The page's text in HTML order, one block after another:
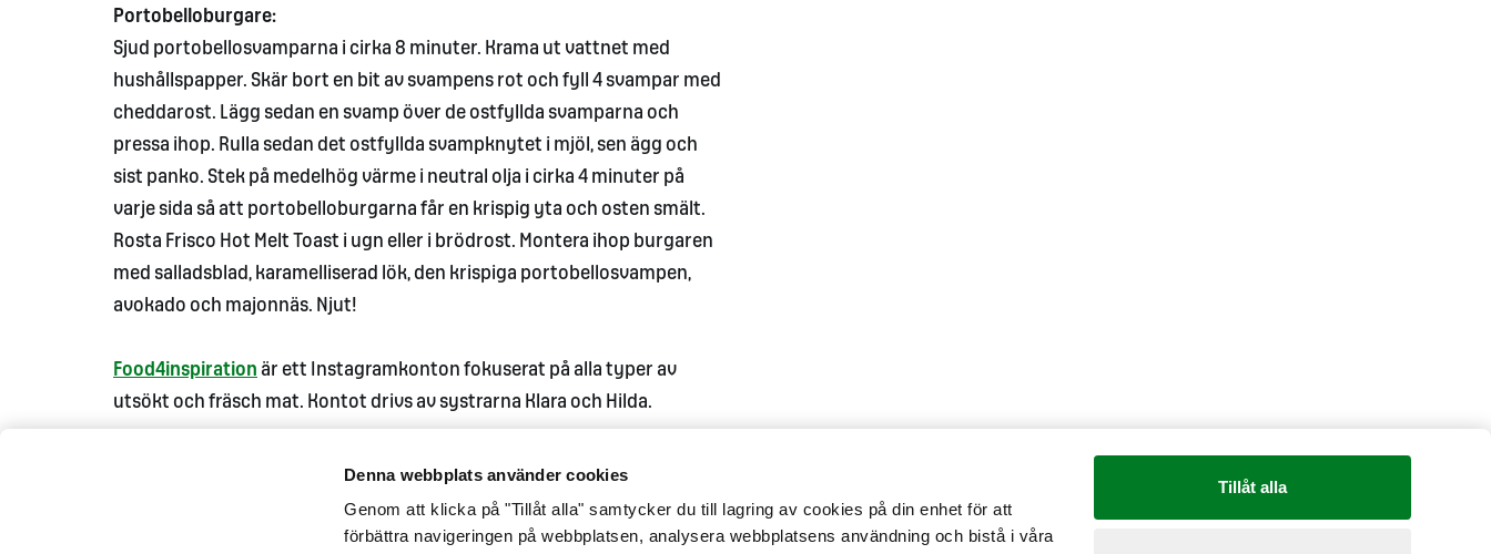
Denna webbplats använder cookies
Genom att klicka på "Tillåt alla" samtycker du till lagring av cookies på din enhet för att
förbättra navigeringen på webbplatsen, analysera webbplatsens användning och bistå i våra
Tillåt alla
Portobelloburgare:
Sjud portobellosvamparna i cirka 8 minuter. Krama ut vattnet med
hushållspapper. Skär bort en bit av svampens rot och fyll 4 svampar med
cheddarost. Lägg sedan en svamp över de ostfyllda svamparna och
pressa ihop. Rulla sedan det ostfyllda svampknytet i mjöl, sen ägg och
sist panko. Stek på medelhög värme i neutral olja i cirka 4 minuter på
varje sida så att portobelloburgarna får en krispig yta och osten smält.
Rosta Frisco Hot Melt Toast i ugn eller i brödrost. Montera ihop burgaren
med salladsblad, karamelliserad lök, den krispiga portobellosvampen,
avokado och majonnäs. Njut!
Food4inspiration är ett Instagramkonton fokuserat på alla typer av
utsökt och fräsch mat. Kontot drivs av systrarna Klara och Hilda.